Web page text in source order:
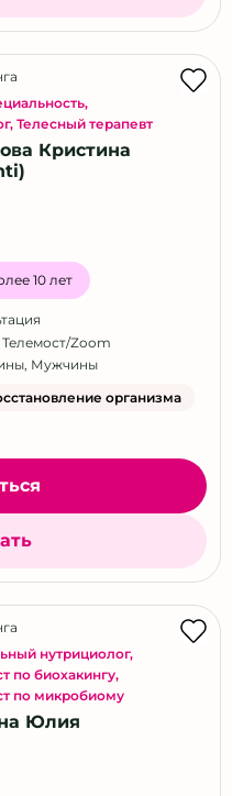
,
, Телесный терапевт
Кристина
10 лет
Zoom
, Мужчины
организма
нутрициолог,
по биохакингу,
по микробиому
Юлия